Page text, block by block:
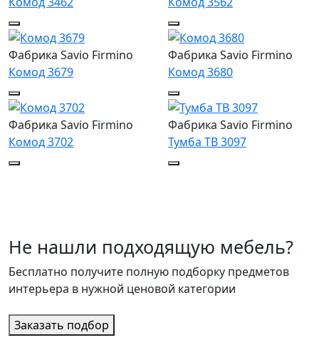
Фабрика Savio Firmino
Комод 3679
Фабрика Savio Firmino
Комод 3680
Фабрика Savio Firmino
Комод 3702
Фабрика Savio Firmino
Тумба ТВ 3097
Не нашли подходящую мебель?
Бесплатно получите полную подборку предметов
интерьера в нужной ценовой категории
Заказать подбор